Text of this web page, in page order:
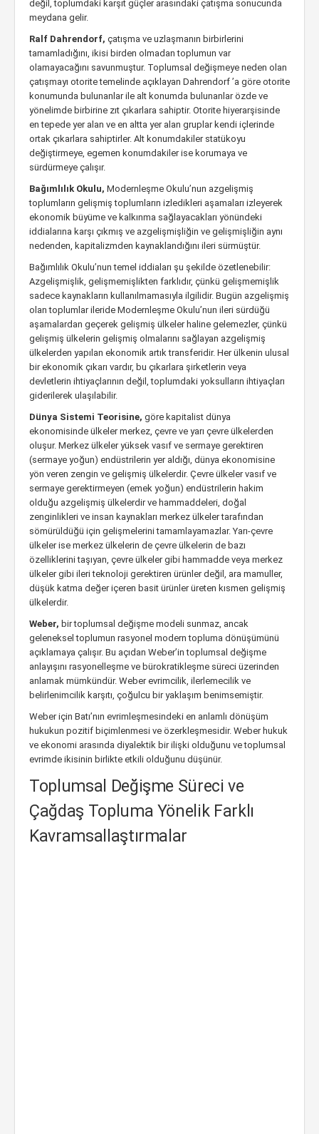
değil, toplumdaki karşıt güçler arasındaki çatışma sonucunda
meydana gelir.
Ralf Dahrendorf, çatışma ve uzlaşmanın birbirlerini
tamamladığını, ikisi birden olmadan toplumun var
olamayacağını savunmuştur. Toplumsal değişmeye neden olan
çatışmayı otorite temelinde açıklayan Dahrendorf ’a göre otorite
konumunda bulunanlar ile alt konumda bulunanlar özde ve
yönelimde birbirine zıt çıkarlara sahiptir. Otorite hiyerarşisinde
en tepede yer alan ve en altta yer alan gruplar kendi içlerinde
ortak çıkarlara sahiptirler. Alt konumdakiler statükoyu
değiştirmeye, egemen konumdakiler ise korumaya ve
sürdürmeye çalışır.
Bağımlılık Okulu, Modernleşme Okulu’nun azgelişmiş
toplumların gelişmiş toplumların izledikleri aşamaları izleyerek
ekonomik büyüme ve kalkınma sağlayacakları yönündeki
iddialarına karşı çıkmış ve azgelişmişliğin ve gelişmişliğin aynı
nedenden, kapitalizmden kaynaklandığını ileri sürmüştür.
Bağımlılık Okulu’nun temel iddiaları şu şekilde özetlenebilir:
Azgelişmişlik, gelişmemişlikten farklıdır, çünkü gelişmemişlik
sadece kaynakların kullanılmamasıyla ilgilidir. Bugün azgelişmiş
olan toplumlar ileride Modernleşme Okulu’nun ileri sürdüğü
aşamalardan geçerek gelişmiş ülkeler haline gelemezler, çünkü
gelişmiş ülkelerin gelişmiş olmalarını sağlayan azgelişmiş
ülkelerden yapılan ekonomik artık transferidir. Her ülkenin ulusal
bir ekonomik çıkarı vardır, bu çıkarlara şirketlerin veya
devletlerin ihtiyaçlarının değil, toplumdaki yoksulların ihtiyaçları
giderilerek ulaşılabilir.
Dünya Sistemi Teorisine, göre kapitalist dünya
ekonomisinde ülkeler merkez, çevre ve yarı çevre ülkelerden
oluşur. Merkez ülkeler yüksek vasıf ve sermaye gerektiren
(sermaye yoğun) endüstrilerin yer aldığı, dünya ekonomisine
yön veren zengin ve gelişmiş ülkelerdir. Çevre ülkeler vasıf ve
sermaye gerektirmeyen (emek yoğun) endüstrilerin hakim
olduğu azgelişmiş ülkelerdir ve hammaddeleri, doğal
zenginlikleri ve insan kaynakları merkez ülkeler tarafından
sömürüldüğü için gelişmelerini tamamlayamazlar. Yarı-çevre
ülkeler ise merkez ülkelerin de çevre ülkelerin de bazı
özelliklerini taşıyan, çevre ülkeler gibi hammadde veya merkez
ülkeler gibi ileri teknoloji gerektiren ürünler değil, ara mamuller,
düşük katma değer içeren basit ürünler üreten kısmen gelişmiş
ülkelerdir.
Weber, bir toplumsal değişme modeli sunmaz, ancak
geleneksel toplumun rasyonel modern topluma dönüşümünü
açıklamaya çalışır. Bu açıdan Weber’in toplumsal değişme
anlayışını rasyonelleşme ve bürokratikleşme süreci üzerinden
anlamak mümkündür. Weber evrimcilik, ilerlemecilik ve
belirlenimcilik karşıtı, çoğulcu bir yaklaşım benimsemiştir.
Weber için Batı’nın evrimleşmesindeki en anlamlı dönüşüm
hukukun pozitif biçimlenmesi ve özerkleşmesidir. Weber hukuk
ve ekonomi arasında diyalektik bir ilişki olduğunu ve toplumsal
evrimde ikisinin birlikte etkili olduğunu düşünür.
Toplumsal Değişme Süreci ve
Çağdaş Topluma Yönelik Farklı
Kavramsallaştırmalar